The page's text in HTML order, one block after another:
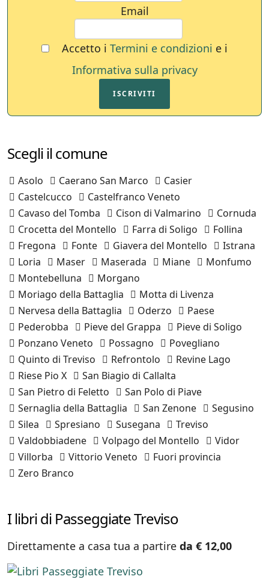
Email
Accetto i Termini e condizioni e i
Informativa sulla privacy
ISCRIVITI
Scegli il comune
Asolo Caerano San Marco
Casier
Castelcucco
Castelfranco Veneto
Cavaso del Tomba
Cison di Valmarino
Cornuda
Crocetta del Montello
Farra di Soligo
Follina
Fregona
Fonte Giavera del Montello
Istrana
Loria
Maser Maserada Miane
Monfumo
Montebelluna
Morgano
Moriago della Battaglia
Motta di Livenza
Nervesa della Battaglia
Oderzo
Paese
Pederobba
Pieve del Grappa
Pieve di Soligo
Ponzano Veneto
Possagno
Povegliano
Quinto di Treviso
Refrontolo
Revine Lago
Riese Pio X
San Biagio di Callalta
San Pietro di Feletto
San Polo di Piave
Sernaglia della Battaglia
San Zenone
Segusino
Silea
Spresiano Susegana
Treviso
Valdobbiadene
Volpago del Montello
Vidor
Villorba
Vittorio Veneto
Fuori provincia
Zero Branco
I libri di Passeggiate Treviso
Direttamente a casa tua a partire da € 12,00